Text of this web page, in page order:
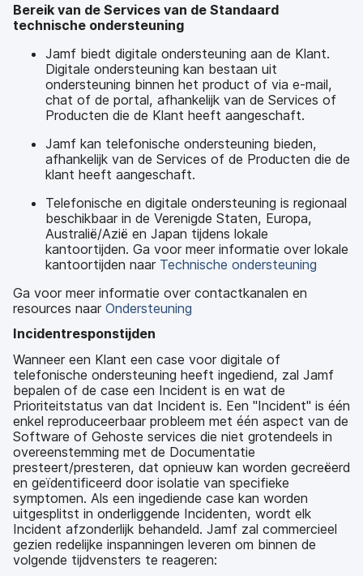
Bereik van de Services van de Standaard
technische ondersteuning
Jamf biedt digitale ondersteuning aan de Klant.
Digitale ondersteuning kan bestaan uit
ondersteuning binnen het product of via e-mail,
chat of de portal, afhankelijk van de Services of
Producten die de Klant heeft aangeschaft.
Jamf kan telefonische ondersteuning bieden,
afhankelijk van de Services of de Producten die de
klant heeft aangeschaft.
Telefonische en digitale ondersteuning is regionaal
beschikbaar in de Verenigde Staten, Europa,
Australië/Azië en Japan tijdens lokale
kantoortijden. Ga voor meer informatie over lokale
kantoortijden naar Technische ondersteuning
Ga voor meer informatie over contactkanalen en
resources naar Ondersteuning
Incidentresponstijden
Wanneer een Klant een case voor digitale of
telefonische ondersteuning heeft ingediend, zal Jamf
bepalen of de case een Incident is en wat de
Prioriteitstatus van dat Incident is. Een "Incident" is één
enkel reproduceerbaar probleem met één aspect van de
Software of Gehoste services die niet grotendeels in
overeenstemming met de Documentatie
presteert/presteren, dat opnieuw kan worden gecreëerd
en geïdentificeerd door isolatie van specifieke
symptomen. Als een ingediende case kan worden
uitgesplitst in onderliggende Incidenten, wordt elk
Incident afzonderlijk behandeld. Jamf zal commercieel
gezien redelijke inspanningen leveren om binnen de
volgende tijdvensters te reageren: